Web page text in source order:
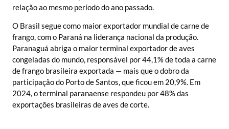
relação ao mesmo período do ano passado.
O Brasil segue como maior exportador mundial de carne de
frango, com o Paraná na liderança nacional da produção.
Paranaguá abriga o maior terminal exportador de aves
congeladas do mundo, responsável por 44,1% de toda a carne
de frango brasileira exportada — mais que o dobro da
participação do Porto de Santos, que ficou em 20,9%. Em
2024, o terminal paranaense respondeu por 48% das
exportações brasileiras de aves de corte.